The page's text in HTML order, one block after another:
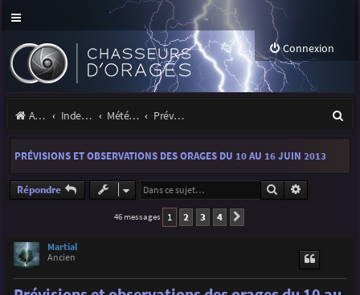
Connexion
Accueil Index du forum Météo et climatologie des orages Prévisions et suivis des orages
e
h
PRÉVISIONS ET OBSERVATIONS DES ORAGES DU 10 AU 16 JUIN 2013
Répondre Rechercher
46 messages 1 2 3 4
Martial
Ancien